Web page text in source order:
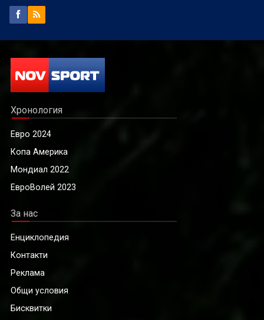
Хронология
Евро 2024
Копа Америка
Мондиал 2022
ЕвроВолей 2023
За нас
Енциклопедия
Контакти
Реклама
Общи условия
Бисквитки